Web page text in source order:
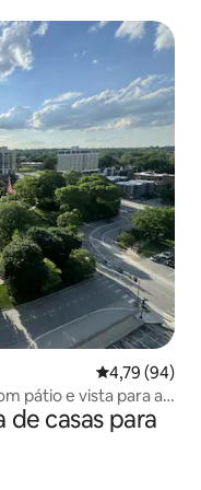
4,79 de uma
4,79 (94)
pátio e vista para a
casas para